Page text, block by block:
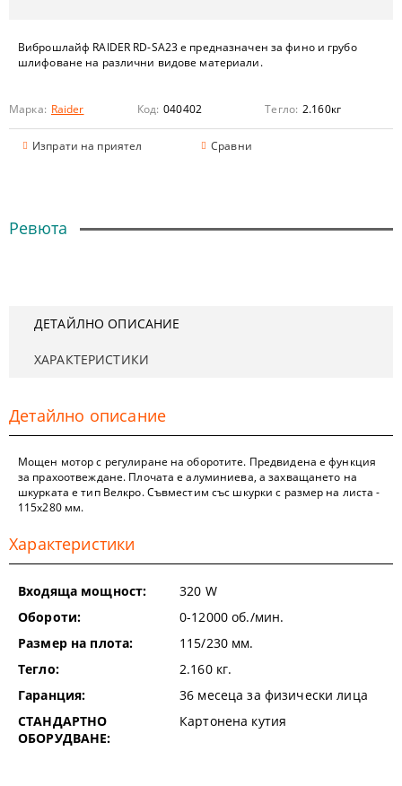
Виброшлайф RAIDER RD-SA23 е предназначен за фино и грубо
шлифоване на различни видове материали.
Марка: Raider Код: 040402 Тегло: 2.160кг
Изпрати на приятел Сравни
Ревюта
ДЕТАЙЛНО ОПИСАНИЕ
ХАРАКТЕРИСТИКИ
Детайлно описание
Мощен мотор с регулиране на оборотите. Предвидена е функция
за прахоотвеждане. Плочата е алуминиева, а захващането на
шкурката е тип Велкро. Съвместим със шкурки с размер на листа -
115х280 мм.
Характеристики
Входяща мощност: 320 W
Обороти:
0-12000об./мин.
Размер на плота:
115/230 мм.
Тегло:
2.160 кг.
Гаранция:
36 месеца за физически лица
СТАНДАРТНО
ОБОРУДВАНЕ:
Картонена кутия